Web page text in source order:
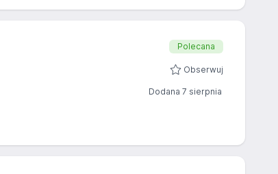
Polecana
Obserwuj
Dodana 7 sierpnia